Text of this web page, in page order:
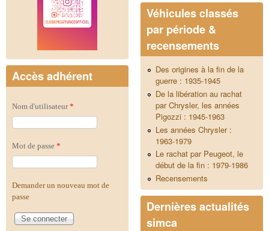
Accès adhérent
Nom d'utilisateur*
Mot de passe *
Demander un nouveau mot de
passe
Véhicules classés
par période &
recensements
Des origines à la fin de la
guerre : 1935-1945
De la libération au rachat
par Chrysler, les années
Pigozzi : 1945-1963
Les années Chrysler :
1963-1979
Le rachat par Peugeot, le
début de la fin : 1979-1986
Recensements
Dernières actualités
simca